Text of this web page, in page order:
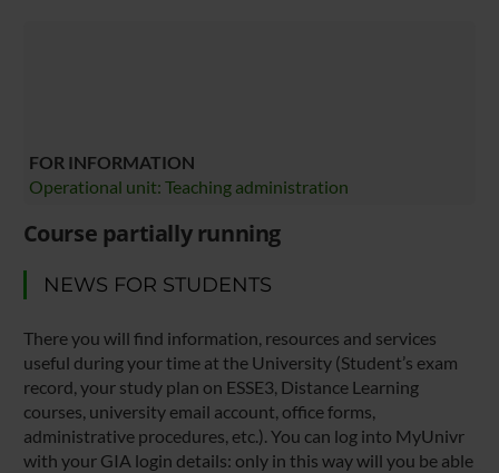
FOR INFORMATION
Operational unit: Teaching administration
Course partially running
NEWS FOR STUDENTS
There you will find information, resources and services
useful during your time at the University (Student’s exam
record, your study plan on ESSE3, Distance Learning
courses, university email account, office forms,
administrative procedures, etc.). You can log into MyUnivr
with your GIA login details: only in this way will you be able